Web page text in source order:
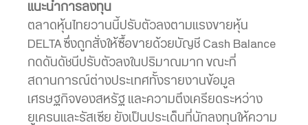
แนะนำการลงทุน
ตลาดหุ้นไทยวานนี้ปรับตัวลงตามแรงขายหุ้น
DELTA ซึ่งถูกสั่งให้ซื้อขายด้วยบัญชี Cash Balance
กดดันดัชนีปรับตัวลงในปริมาณมาก ขณะที่
สถานการณ์ต่างประเทศทั้งรายงานข้อมูล
เศรษฐกิจของสหรัฐ และความตึงเครียดระหว่าง
ยูเครนและรัสเซีย ยังเป็นประเด็นที่นักลงทุนให้ความ